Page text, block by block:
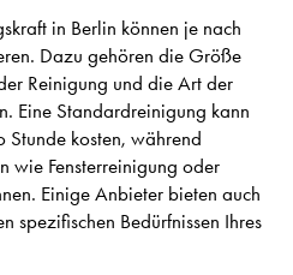
in Berlin können je nach
Dazu gehören die Größe
Reinigung und die Art der
Eine Standardreinigung kann
kosten, während
wie Fensterreinigung oder
Einige Anbieter bieten auch
spezifischen Bedürfnissen Ihres